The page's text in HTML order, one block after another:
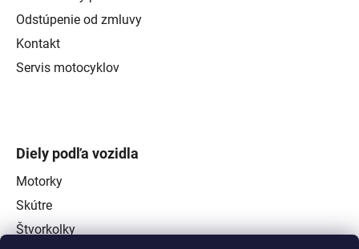
Odstúpenie od zmluvy
Kontakt
Servis motocyklov
Diely podľa vozidla
Motorky
Skútre
Štvorkolky